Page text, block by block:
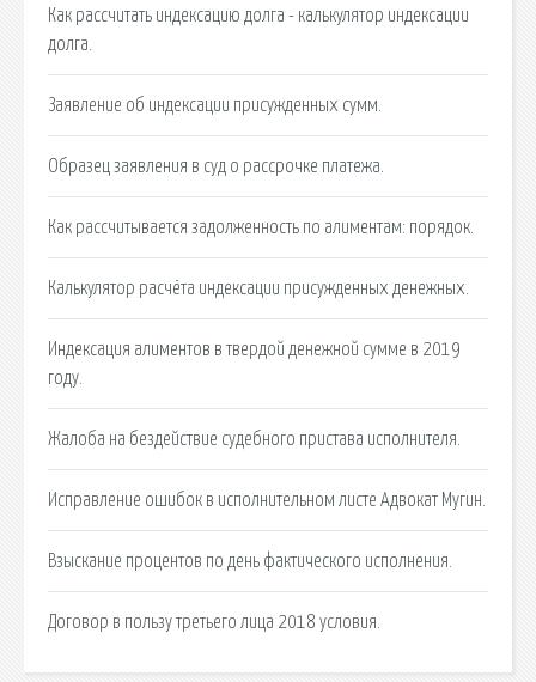
Как рассчитать индексацию долга - калькулятор индексации
долга.
Заявление об индексации присужденных сумм.
Образец заявления в суд о рассрочке платежа.
Как рассчитывается задолженность по алиментам: порядок.
Калькулятор расчёта индексации присужденных денежных.
Индексация алиментов в твердой денежной сумме в 2019
году.
Жалоба на бездействие судебного пристава исполнителя.
Исправление ошибок в исполнительном листе Адвокат Мугин.
Взыскание процентов по день фактического исполнения.
Договор в пользу третьего лица 2018 условия.